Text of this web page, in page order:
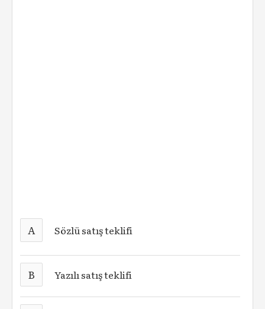
A Sözlü satış teklifi
B Yazılı satış teklifi